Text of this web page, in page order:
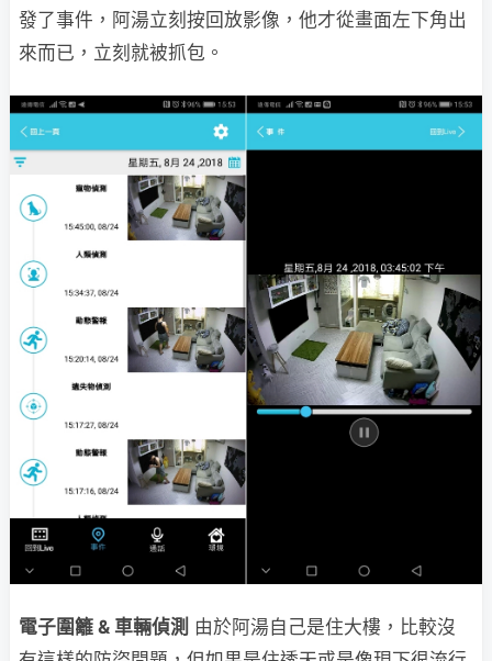
發了事件，阿湯立刻按回放影像，他才從畫面左下角出
來而已，立刻就被抓包。
電子圍籬 & 車輛偵測 由於阿湯自己是住大樓，比較沒